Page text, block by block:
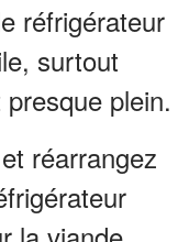
réfrigérateur
surtout
plein.
réarrangez